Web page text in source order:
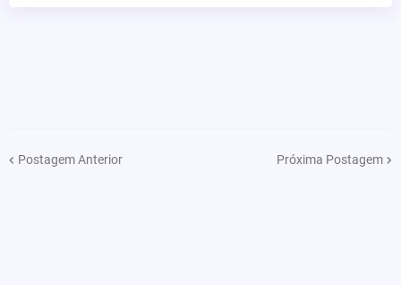
Postagem Anterior Próxima Postagem